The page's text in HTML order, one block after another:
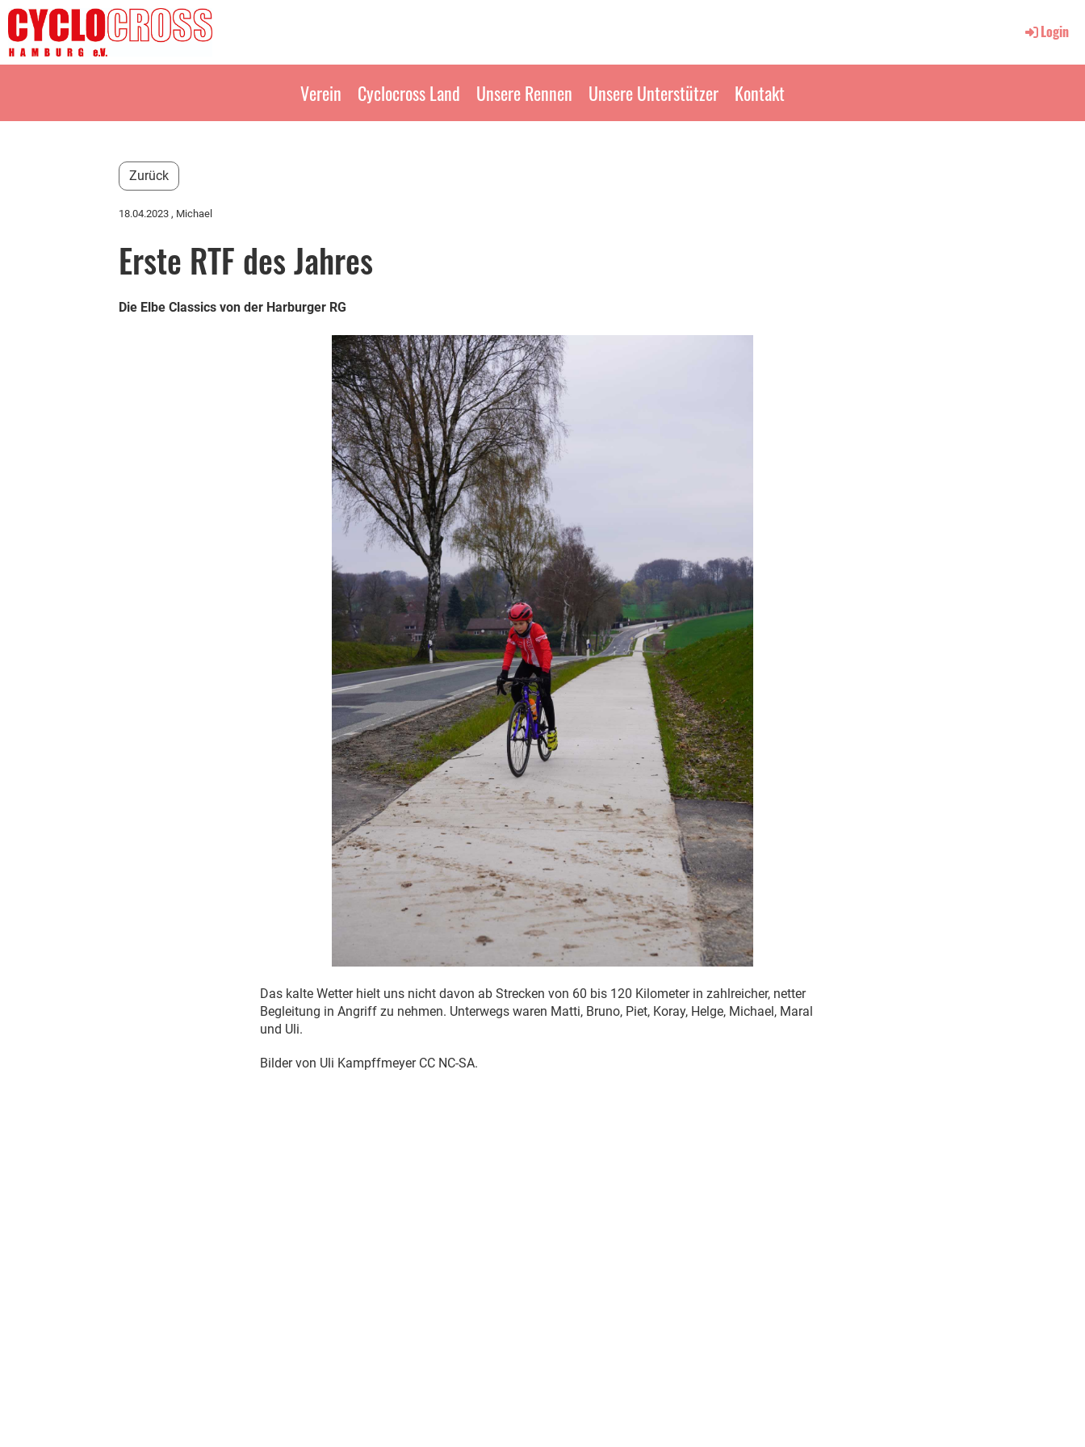
Login
Verein Cyclocross Land Unsere Rennen Unsere Unterstützer Kontakt
Zurück
18.04.2023 , Michael
Erste RTF des Jahres
Die Elbe Classics von der Harburger RG
Das kalte Wetter hielt uns nicht davon ab Strecken von 60 bis 120 Kilometer in zahlreicher, netter
Begleitung in Angriff zu nehmen. Unterwegs waren Matti, Bruno, Piet, Koray, Helge, Michael, Maral
und Uli.
Bilder von Uli Kampffmeyer CC NC-SA.